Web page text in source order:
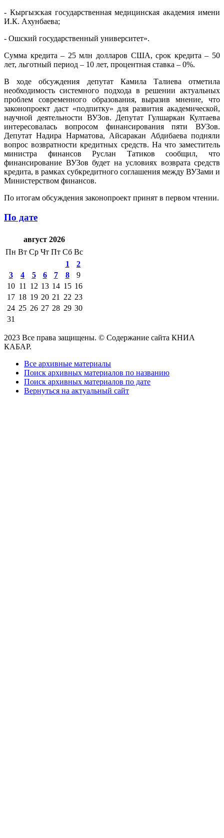
- Кыргызская государственная медицинская академия имени
И.К. Ахунбаева;
- Ошский государственный университет».
Сумма кредита – 25 млн долларов США, срок кредита – 50
лет, льготный период – 10 лет, процентная ставка – 0%.
В ходе обсуждения депутат Камила Талиева отметила
необходимость системного подхода в решении актуальных
проблем современного образования, выразив мнение, что
законопроект даст «подпитку» для развития академической,
научной деятельности ВУЗов. Депутат Гулшаркан Култаева
интересовалась вопросом финансирования пяти ВУЗов.
Депутат Надира Нарматова, Айсаракан Абдибаева подняли
вопрос возвратности кредитных средств. На что заместитель
министра финансов Руслан Татиков сообщил, что
финансирование ВУЗов будет на условиях возврата средств
кредита, в рамках субкредитного соглашения между ВУЗами и
Министерством финансов.
По итогам обсуждения законопроект принят в первом чтении.
По дате
август 2026
Пн Вт Ср Чт Пт Сб Вс
1
2
3
4 5 6 7 8
9
10 11 12 13 14 15 16
17 18 19 20 21 22 23
24 25 26 27 28 29 30
31
2023 Все права защищены. © Содержание сайта КНИА
КАБАР.
Все архивные материалы
Поиск архивных материалов по названию
Поиск архивных материалов по дате
Вернуться на актуальный сайт